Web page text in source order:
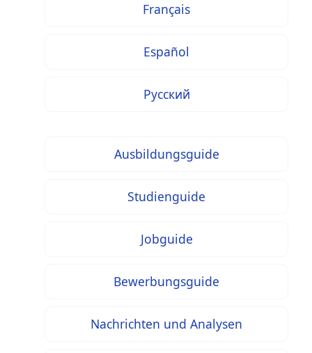
Français
Español
Русский
Ausbildungsguide
Studienguide
Jobguide
Bewerbungsguide
Nachrichten und Analysen